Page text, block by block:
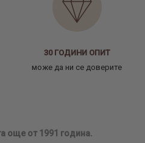
30 ГОДИНИ ОПИТ
може да ни се доверите
още от 1991 година.